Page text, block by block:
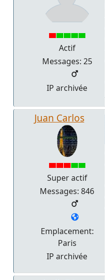
Actif
Messages: 25
IP archivée
Juan Carlos
Super actif
Messages: 846
Emplacement:
Paris
IP archivée